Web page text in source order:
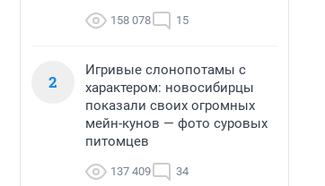
158 078 15
2
Игривые слонопотамы с
характером: новосибирцы
показали своих огромных
мейн-кунов — фото суровых
питомцев
137 409 34